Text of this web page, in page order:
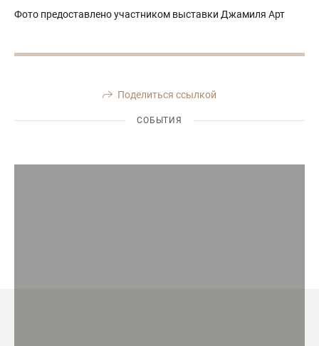
Фото предоставлено участником выставки Джамиля Арт
Поделиться ссылкой
СОБЫТИЯ